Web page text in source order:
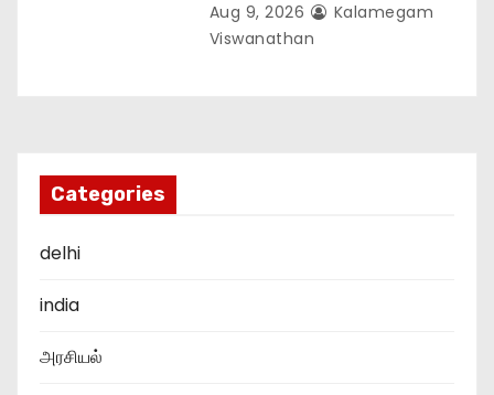
Aug 9, 2026
Kalamegam
Viswanathan
Categories
delhi
india
அரசியல்